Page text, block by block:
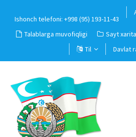
Ishonch telefoni: +998 (95) 193-11-43
Talablarga muvofiqligi Sayt
Til
Davlat